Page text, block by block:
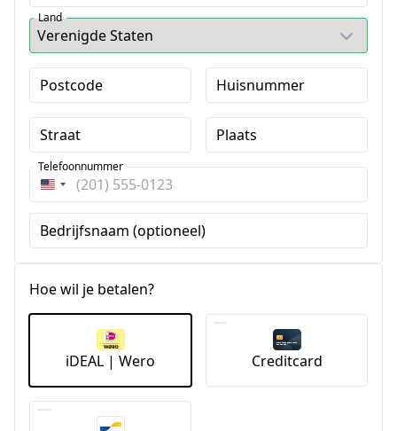
Land
Postcode Huisnummer
Straat Plaats
Verenigde
Staten
+1
Telefoonnummer
Bedrijfsnaam (optioneel)
Hoe wil je betalen?
iDEAL | Wero Creditcard